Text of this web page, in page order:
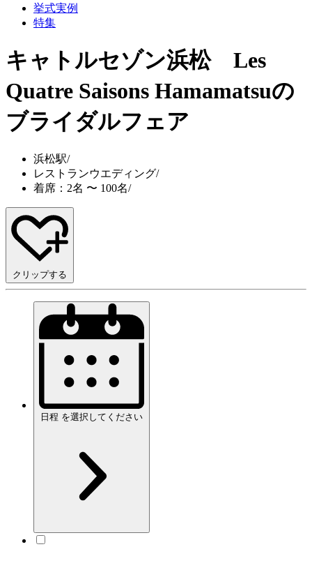
挙式実例
特集
キャトルセゾン浜松 Les
Quatre Saisons Hamamatsuの
ブライダルフェア
浜松駅/
レストランウエディング/
着席：2名 〜 100名/
クリップする
日程 を選択してください